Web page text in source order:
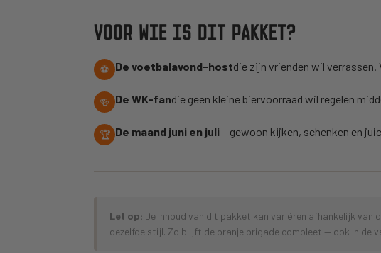
VOOR WIE IS DIT PAKKET?
⚽ De voetbalavond-hostdie zijn vrienden wil verrassen.
🍻 De WK-fandie geen kleine biervoorraad wil regelen
🏆 De maand juni en juli— gewoon kijken, schenken en
Let op: De inhoud van dit pakket kan variëren afhankelijk van
dezelfde stijl. Zo blijft de oranje brigade compleet — ook in de